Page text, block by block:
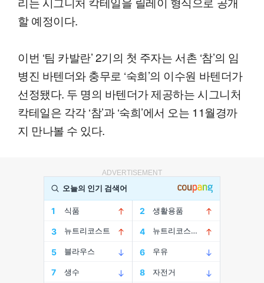
할 예정이다.
이번 ‘팀 카발란’ 2기의 첫 주자는 서촌 ‘참’의 임
병진 바텐더와 충무로 ‘숙희’의 이수원 바텐더가
선정됐다. 두 명의 바텐더가 제공하는 시그니처
칵테일은 각각 ‘참’과 ‘숙희’에서 오는 11월경까
지 만나볼 수 있다.
ADVERTISEMENT